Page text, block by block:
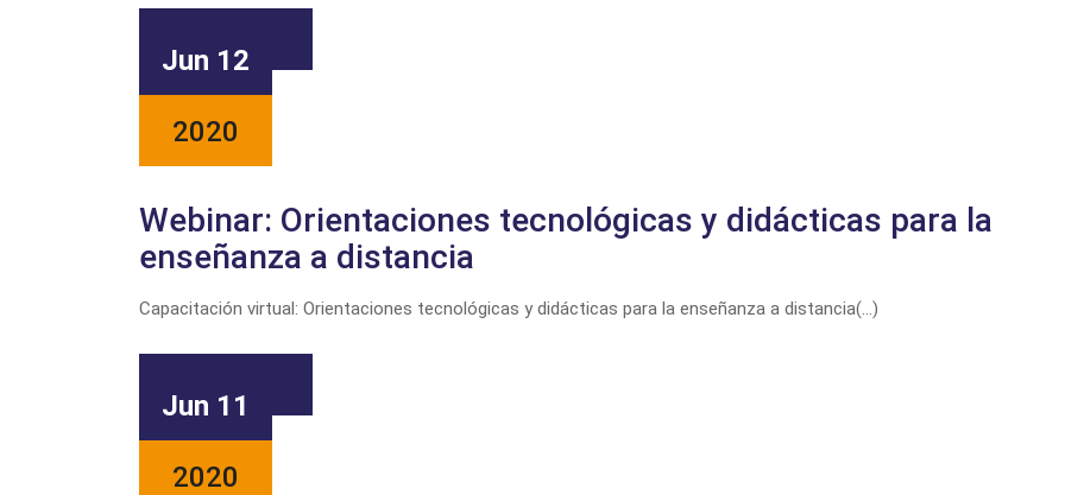
Jun 12
2020
Webinar: Orientaciones tecnológicas y didácticas para la
enseñanza a distancia
Capacitación virtual: Orientaciones tecnológicas y didácticas para la enseñanza a distancia(...)
Jun 11
2020